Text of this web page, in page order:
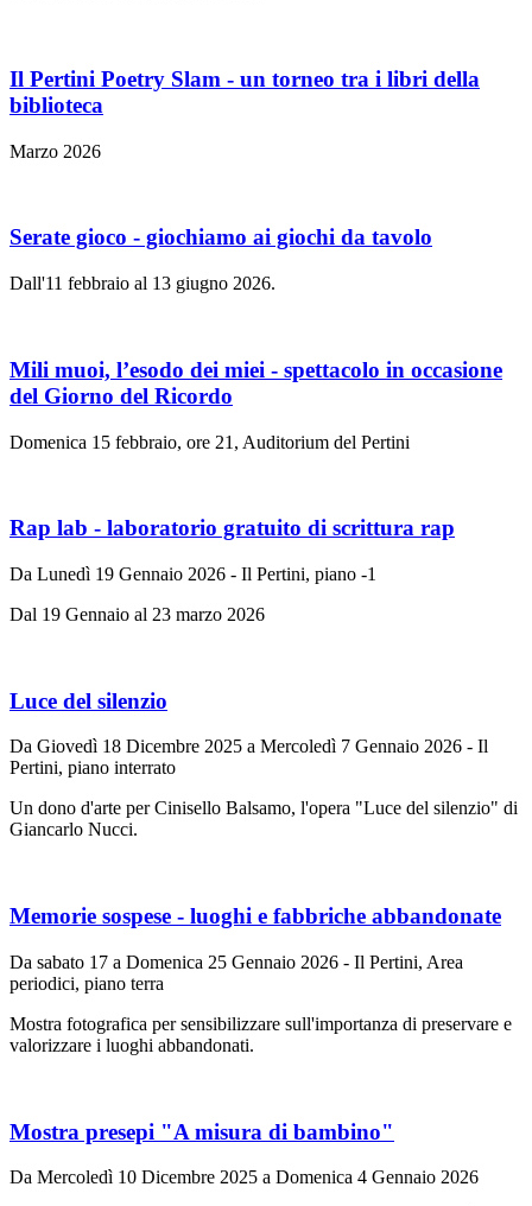
Il Pertini Poetry Slam - un torneo tra i libri della
biblioteca
Marzo 2026
Serate gioco - giochiamo ai giochi da tavolo
Dall'11 febbraio al 13 giugno 2026.
Mili muoi, l’esodo dei miei - spettacolo in occasione
del Giorno del Ricordo
Domenica 15 febbraio, ore 21, Auditorium del Pertini
Rap lab - laboratorio gratuito di scrittura rap
Da Lunedì 19 Gennaio 2026 - Il Pertini, piano -1
Dal 19 Gennaio al 23 marzo 2026
Luce del silenzio
Da Giovedì 18 Dicembre 2025 a Mercoledì 7 Gennaio 2026 - Il
Pertini, piano interrato
Un dono d'arte per Cinisello Balsamo, l'opera "Luce del silenzio" di
Giancarlo Nucci.
Memorie sospese - luoghi e fabbriche abbandonate
Da sabato 17 a Domenica 25 Gennaio 2026 - Il Pertini, Area
periodici, piano terra
Mostra fotografica per sensibilizzare sull'importanza di preservare e
valorizzare i luoghi abbandonati.
Mostra presepi "A misura di bambino"
Da Mercoledì 10 Dicembre 2025 a Domenica 4 Gennaio 2026